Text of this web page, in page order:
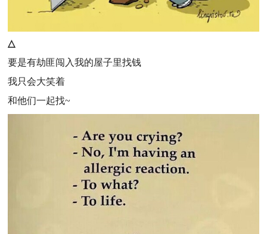
△
要是有劫匪闯入我的屋子里找钱
我只会大笑着
和他们一起找~